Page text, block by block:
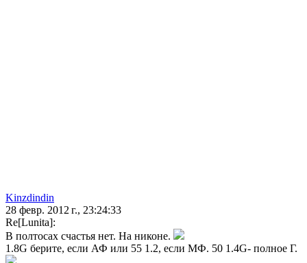
Kinzdindin
28 февр. 2012 г., 23:24:33
Re[Lunita]:
В полтосах счастья нет. На никоне.
1.8G берите, если АФ или 55 1.2, если МФ. 50 1.4G- полное Г.